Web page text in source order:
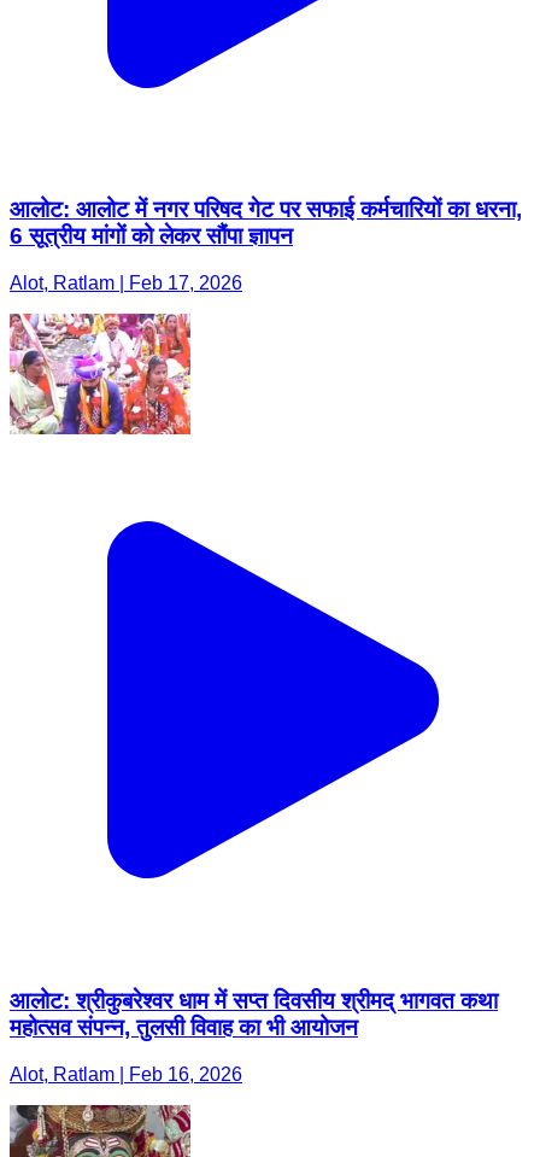
आलोट: आलोट में नगर परिषद गेट पर सफाई कर्मचारियों का धरना,
6 सूत्रीय मांगों को लेकर सौंपा ज्ञापन
Alot, Ratlam | Feb 17, 2026
आलोट: श्रीकुबरेश्वर धाम में सप्त दिवसीय श्रीमद् भागवत कथा
महोत्सव संपन्न, तुलसी विवाह का भी आयोजन
Alot, Ratlam | Feb 16, 2026